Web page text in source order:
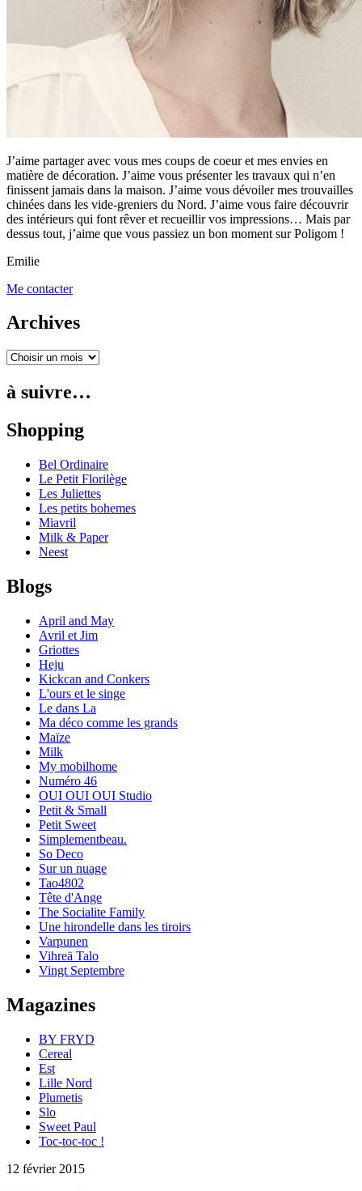
J’aime partager avec vous mes coups de coeur et mes envies en
matière de décoration. J’aime vous présenter les travaux qui n’en
finissent jamais dans la maison. J’aime vous dévoiler mes trouvailles
chinées dans les vide-greniers du Nord. J’aime vous faire découvrir
des intérieurs qui font rêver et recueillir vos impressions… Mais par
dessus tout, j’aime que vous passiez un bon moment sur Poligom !
Emilie
Me contacter
Archives
à suivre…
Shopping
Bel Ordinaire
Le Petit Florilège
Les Juliettes
Les petits bohemes
Miavril
Milk & Paper
Neest
Blogs
April and May
Avril et Jim
Griottes
Heju
Kickcan and Conkers
L'ours et le singe
Le dans La
Ma déco comme les grands
Maïze
Milk
My mobilhome
Numéro 46
OUI OUI OUI Studio
Petit & Small
Petit Sweet
Simplementbeau.
So Deco
Sur un nuage
Tao4802
Tête d'Ange
The Socialite Family
Une hirondelle dans les tiroirs
Varpunen
Vihreä Talo
Vingt Septembre
Magazines
BY FRYD
Cereal
Est
Lille Nord
Plumetis
Slo
Sweet Paul
Toc-toc-toc !
12 février 2015